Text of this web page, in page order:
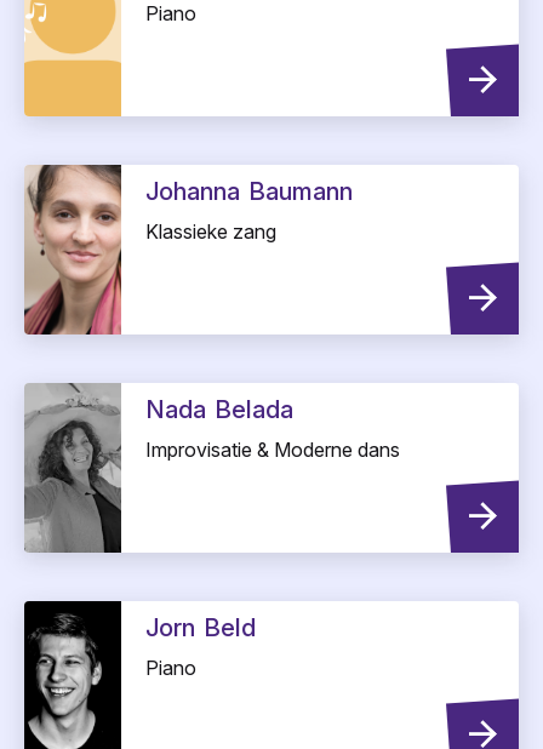
Nieuws & Agenda
Contact
Piano
Johanna Baumann
Klassieke zang
Nada Belada
Improvisatie & Moderne dans
Jorn Beld
Piano